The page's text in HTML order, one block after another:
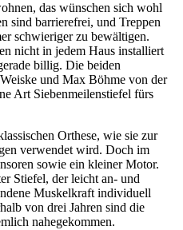
das wünschen sich wohl
sind barrierefrei, und Treppen
schwieriger zu bewältigen.
nicht in jedem Haus installiert
billig. Die beiden
und Max Böhme von der
Art Siebenmeilenstiefel fürs
Orthese, wie sie zur
verwendet wird. Doch im
sowie ein kleiner Motor.
Stiefel, der leicht an- und
Muskelkraft individuell
von drei Jahren sind die
nahegekommen.